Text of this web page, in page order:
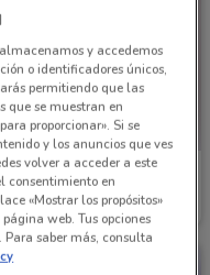
Price Shoes
el 31/12
y accedemos
o identificadores únicos,
permitiendo que las
que se muestran en
proporcionar». Si se
y los anuncios que ves
volver a acceder a este
consentimiento en
«Mostrar los propósitos»
web. Tus opciones
saber más, consulta